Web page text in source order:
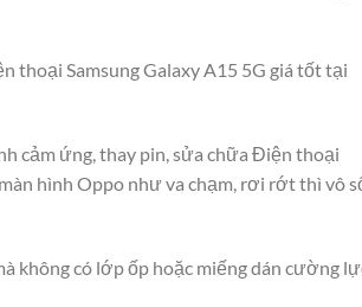
thoại Samsung Galaxy A15 5G giá tốt tại
cảm ứng, thay pin, sửa chữa Điện thoại
hình Oppo như va chạm, rơi rớt thì vô
không có lớp ốp hoặc miếng dán cường